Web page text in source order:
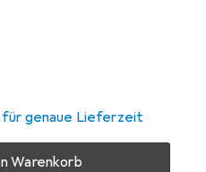
genaue Lieferzeit
Warenkorb